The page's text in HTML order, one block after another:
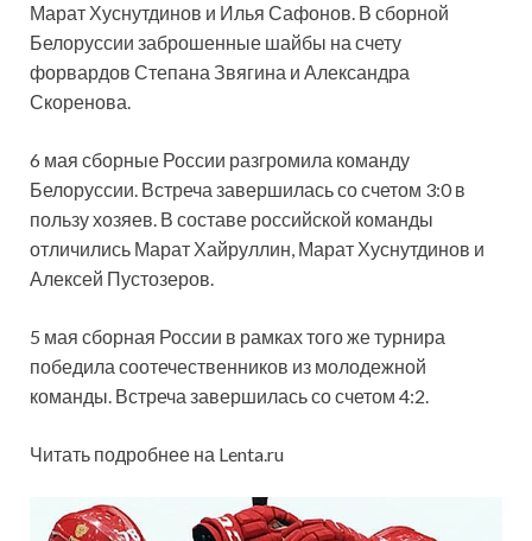
Марат Хуснутдинов и Илья Сафонов. В сборной
Белоруссии заброшенные шайбы на счету
форвардов Степана Звягина и Александра
Скоренова.
6 мая сборные России разгромила команду
Белоруссии. Встреча завершилась со счетом 3:0 в
пользу хозяев. В составе российской команды
отличились Марат Хайруллин, Марат Хуснутдинов и
Алексей Пустозеров.
5 мая сборная России в рамках того же турнира
победила соотечественников из молодежной
команды. Встреча завершилась со счетом 4:2.
Читать подробнее на Lenta.ru